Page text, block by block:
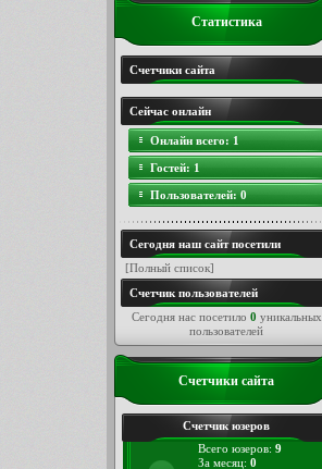
Статистика
Счетчики сайта
Сейчас онлайн
Онлайн всего:1
Гостей:1
Пользователей:0
Сегодня наш сайт посетили
[Полный список]
Счетчик пользователей
Сегодня нас посетило 0 уникальных
пользователей
Счетчики сайта
Счетчик юзеров
Всего юзеров: 9
За месяц: 0